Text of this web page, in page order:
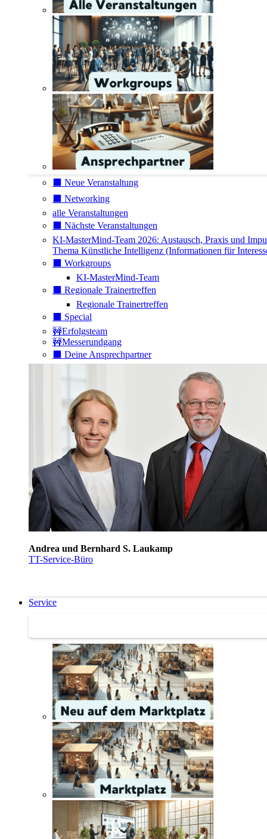
⬛️ Neue Veranstaltung
⬛️ Networking
alle Veranstaltungen
⬛️ Nächste Veranstaltungen
KI-MasterMind-Team 2026: Austausch, Praxis und
Thema Künstliche Intelligenz (Informationen für
⬛️ Workgroups
KI-MasterMind-Team
⬛️ Regionale Trainertreffen
Regionale Trainertreffen
⬛️ Special
🚧Erfolgsteam
🚧Messerundgang
⬛️ Deine Ansprechpartner
Andrea und Bernhard S. Laukamp
TT-Service-Büro
Service